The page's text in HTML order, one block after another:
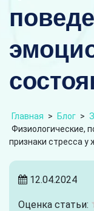
Главная > Блог >
Физиологические,
признаки стресса у
12.04.2024
Оценка статьи: